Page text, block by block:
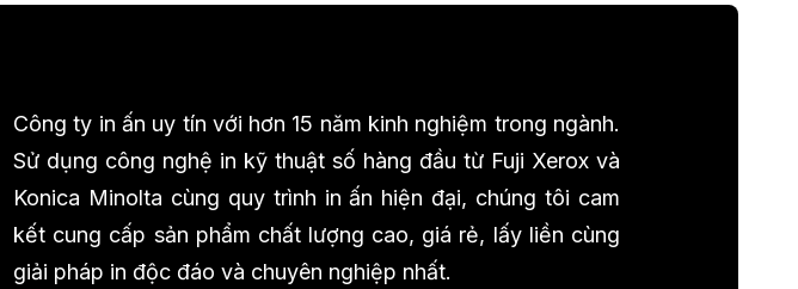
Công ty in ấn uy tín với hơn 15 năm kinh nghiệm trong ngành.
Sử dụng công nghệ in kỹ thuật số hàng đầu từ Fuji Xerox và
Konica Minolta cùng quy trình in ấn hiện đại, chúng tôi cam
kết cung cấp sản phẩm chất lượng cao, giá rẻ, lấy liền cùng
giải pháp in độc đáo và chuyên nghiệp nhất.